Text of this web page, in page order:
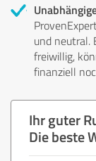
und neutral.
freiwillig,
finanziell
Ihr guter
Die beste